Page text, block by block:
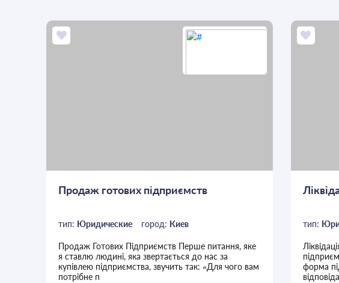
Продаж готових підприємств
тип: Юридические город: Киев
Продаж Готових Підприємств Перше питання, яке
я ставлю людині, яка звертається до нас за
купівлею підприємства, звучить так: «Для чого вам
потрібне п
тип:
форма